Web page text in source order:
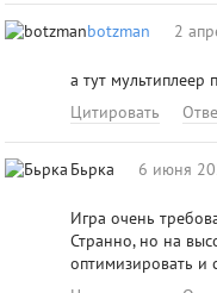
botzman 2
а тут мультиплеер
Цитировать
Бьрка 6 июня
Игра очень
Странно, но на
оптимизировать и